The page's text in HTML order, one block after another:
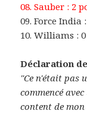
08. Sauber : 2
09. Force India
10. Williams :
Déclaration
"Ce n'était pas
commencé
content de